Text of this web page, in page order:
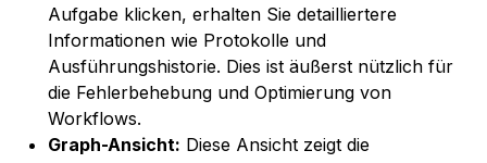
Aufgabe klicken, erhalten Sie detailliertere
Informationen wie Protokolle und
Ausführungshistorie. Dies ist äußerst nützlich für
die Fehlerbehebung und Optimierung von
Workflows.
Graph-Ansicht: Diese Ansicht zeigt die